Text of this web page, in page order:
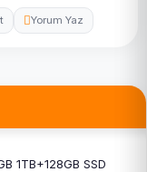
Yorum Yaz
1TB+128GB SSD